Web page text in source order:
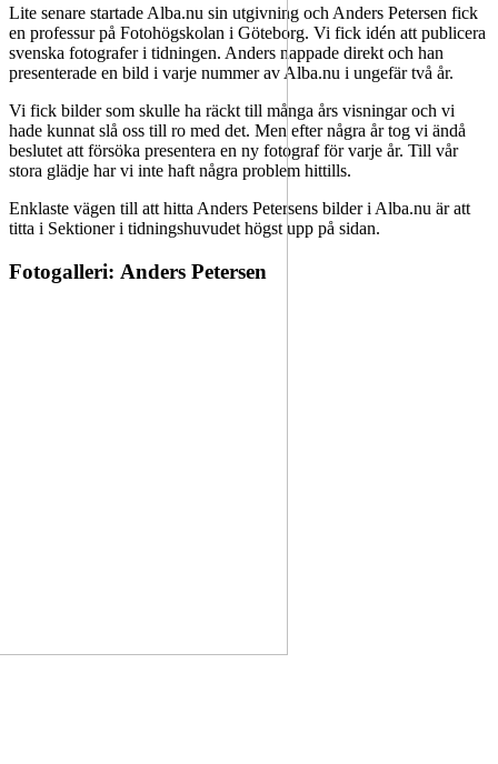
Lite senare startade Alba.nu sin utgivning och Anders Petersen fick
en professur på Fotohögskolan i Göteborg. Vi fick idén att publicera
svenska fotografer i tidningen. Anders nappade direkt och han
presenterade en bild i varje nummer av Alba.nu i ungefär två år.
Vi fick bilder som skulle ha räckt till många års visningar och vi
hade kunnat slå oss till ro med det. Men efter några år tog vi ändå
beslutet att försöka presentera en ny fotograf för varje år. Till vår
stora glädje har vi inte haft några problem hittills.
Enklaste vägen till att hitta Anders Petersens bilder i Alba.nu är att
titta i Sektioner i tidningshuvudet högst upp på sidan.
Fotogalleri: Anders Petersen